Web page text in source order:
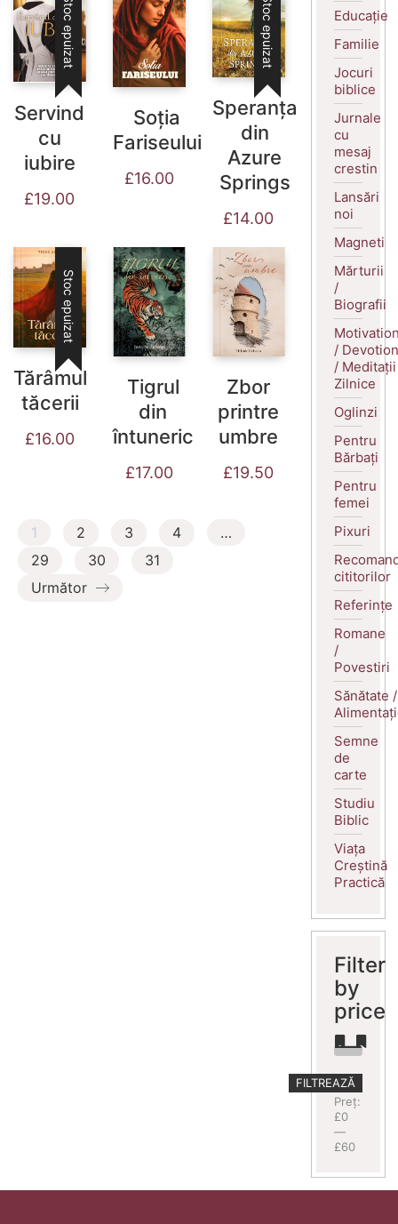
Stoc epuizat
Servind
cu
iubire
£19.00
Soția
Fariseului
£16.00
Stoc epuizat
Speranța
din
Azure
Springs
£14.00
Stoc epuizat
Tărâmul
tăcerii
£16.00
Tigrul
din
întuneric
£17.00
Zbor
printre
umbre
£19.50
1 2 3 4
…
29
30
31
Următor
Educație
Familie
Jocuri
biblice
Jurnale
cu
mesaj
crestin
Lansări
noi
Magneti
Mărturii
/
Biografii
/
/ Meditații
Zilnice
Oglinzi
Pentru
Bărbați
Pentru
femei
Pixuri
cititorilor
Referințe
Romane
/
Povestiri
Sănătate /
Semne
de
carte
Studiu
Biblic
Viața
Creștină
Practică
Filter
by
price
Preț
minim
Preț
maxim
FILTREAZĂ
Preț:
£0
—
£60